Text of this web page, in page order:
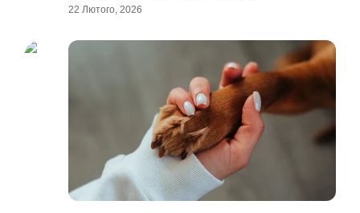
22 Лютого, 2026